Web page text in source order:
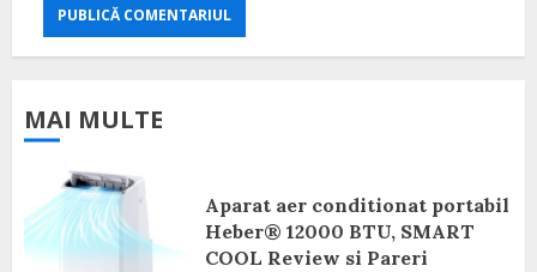
MAI MULTE
Aparat aer conditionat portabil
Heber® 12000 BTU, SMART
COOL Review si Pareri